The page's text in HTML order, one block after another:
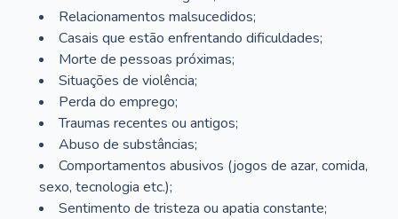
Relacionamentos malsucedidos;
Casais que estão enfrentando dificuldades;
Morte de pessoas próximas;
Situações de violência;
Perda do emprego;
Traumas recentes ou antigos;
Abuso de substâncias;
Comportamentos abusivos (jogos de azar, comida,
sexo, tecnologia etc.);
Sentimento de tristeza ou apatia constante;